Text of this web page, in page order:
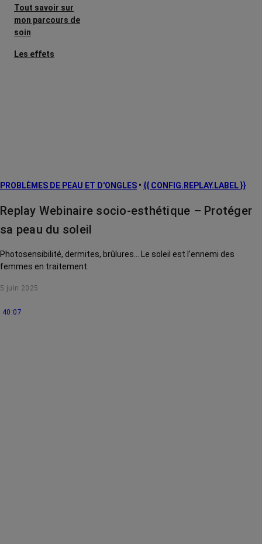
Tout savoir sur
mon parcours de
soin
Les effets
Traitements
La vie autour
PROBLÈMES DE PEAU ET D'ONGLES • {{ CONFIG.REPLAY.LABEL }}
Replay Webinaire socio-esthétique – Protéger
sa peau du soleil
Photosensibilité, dermites, brûlures... Le soleil est l’ennemi des
femmes en traitement.
5 juin 2025
40:07